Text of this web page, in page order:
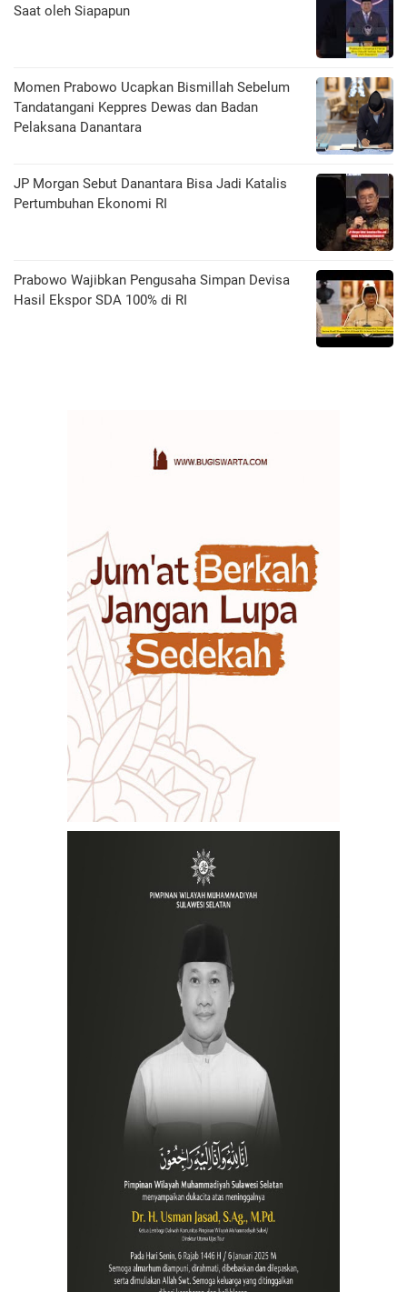
Saat oleh Siapapun
Momen Prabowo Ucapkan Bismillah Sebelum
Tandatangani Keppres Dewas dan Badan
Pelaksana Danantara
JP Morgan Sebut Danantara Bisa Jadi Katalis
Pertumbuhan Ekonomi RI
Prabowo Wajibkan Pengusaha Simpan Devisa
Hasil Ekspor SDA 100% di RI